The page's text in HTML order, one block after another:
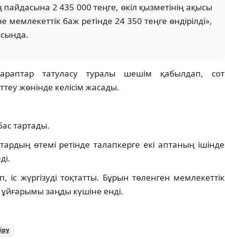
2 435 000 теңге, өкіл қызметінің ақысы
мемлекеттік баж ретінде 24 350 теңге өндірілді»,
татуласу туралы шешім қабылдап, сот
жөнінде келісім жасады.
тартады.
өтемі ретінде талапкерге екі аптаның ішінде
іс жүргізуді тоқтатты. Бұрын төленген мемлекеттік
заңды күшіне енді.